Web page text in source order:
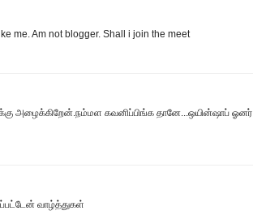
me. Am not blogger. Shall i join the meet
அழைக்கிறேன்.நம்மள கவனிப்பிங்க தானே...ஒயின்ஷாப் ஓனர்
வாழ்த்துகள்